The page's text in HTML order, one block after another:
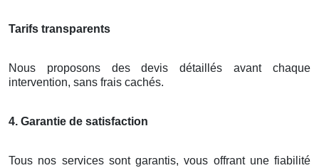
Tarifs transparents
Nous proposons des devis détaillés avant chaque
intervention, sans frais cachés.
4. Garantie de satisfaction
Tous nos services sont garantis, vous offrant une fiabilité